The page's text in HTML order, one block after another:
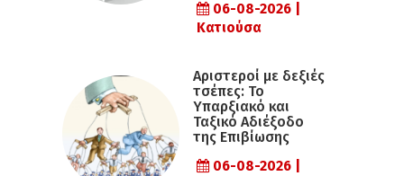
06-08-2026 |
Κατιούσα
Αριστεροί με δεξιές
τσέπες: Το
Υπαρξιακό και
Ταξικό Αδιέξοδο
της Επιβίωσης
06-08-2026 |